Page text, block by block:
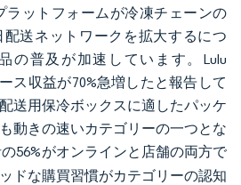
ラットフォームが冷凍チェーンの
送ネットワークを拡大するにつ
の普及が加速しています。Lulu
ス収益が70%急増したと報告して
送用保冷ボックスに適したパッケ
動きの速いカテゴリーの一つとな
56%がオンラインと店舗の両方で
ドな購買習慣がカテゴリーの認知